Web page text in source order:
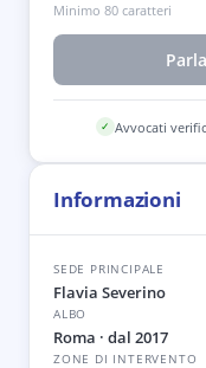
Minimo 80 caratteri
✓ Avvocati
Informazioni
SEDE PRINCIPALE
Flavia Severino
ALBO
Roma · dal 2017
ZONE DI INTERVENTO